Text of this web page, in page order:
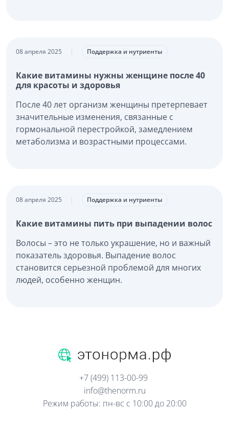
08 апреля 2025 | Поддержка и нутриенты
Какие витамины нужны женщине после 40
для красоты и здоровья
После 40 лет организм женщины претерпевает
значительные изменения, связанные с
гормональной перестройкой, замедлением
метаболизма и возрастными процессами.
08 апреля 2025 | Поддержка и нутриенты
Какие витамины пить при выпадении волос
Волосы – это не только украшение, но и важный
показатель здоровья. Выпадение волос
становится серьезной проблемой для многих
людей, особенно женщин.
+7 (499) 113-00-99
info@thenorm.ru
Режим работы: пн-вс с 10:00 до 20:00